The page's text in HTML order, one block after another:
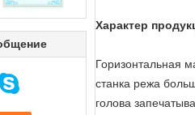
Характер
Горизонтальная
станка режа
голова